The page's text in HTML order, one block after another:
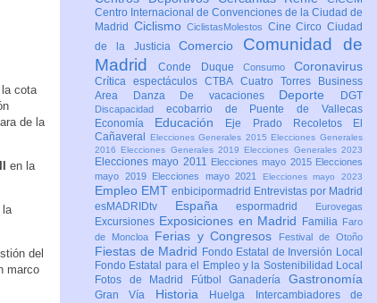
cota
de la
en la
la
del
marco
Centro Internacional de Convenciones de la Ciudad de
Madrid CiclismoCiclistasMolestos CineCircoCiudad
de la JusticiaComercio Comunidad de
MadridConde Duque Consumo Coronavirus
Crítica espectáculosCTBA Cuatro Torres Business
Area
Danza De vacaciones Deporte DGT
Discapacidad ecobarrio de Puente de Vallecas
Economía Educación Eje Prado Recoletos
El
Cañaveral
Elecciones Generales 2015 Elecciones Generales
2016 Elecciones Generales 2019 Elecciones Generales 2023
Elecciones mayo 2011 Elecciones mayo 2015 Elecciones
mayo 2019
Elecciones mayo 2021 Elecciones mayo 2023
Empleo EMT enbicipormadrid Entrevistas por Madrid
esMADRIDtv Españaespormadrid Eurovegas
Excursiones Exposiciones en Madrid Familia Faro
de Moncloa
Ferias y Congresos Festival de Otoño
Fiestas de Madrid Fondo Estatal de Inversión Local
Fondo Estatal para el Empleo y la Sostenibilidad Local
Fotos de Madrid
FútbolGanaderíaGastronomía
Gran Vía Historia Huelga
Intercambiadores de